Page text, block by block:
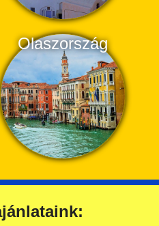
Olaszország